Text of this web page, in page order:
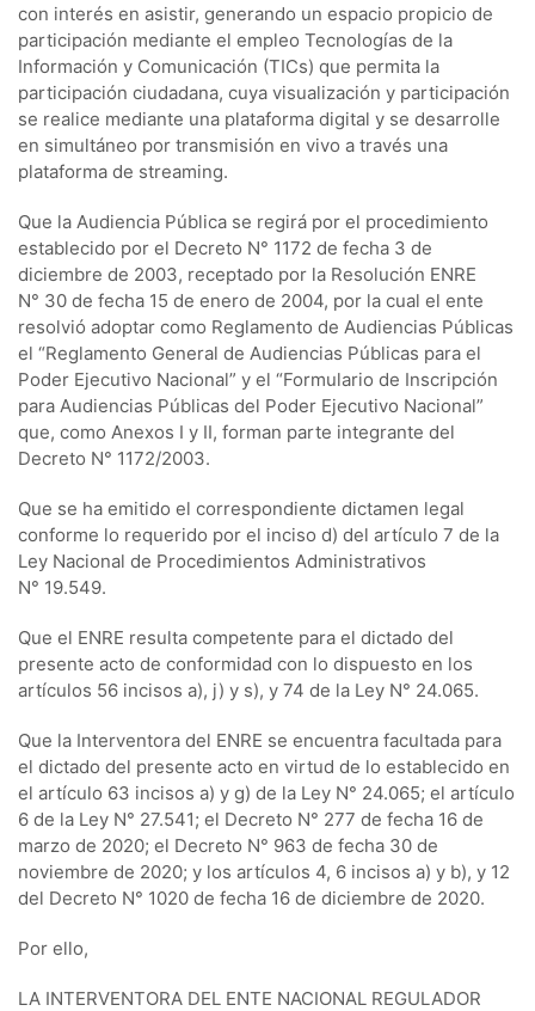
con interés en asistir, generando un espacio propicio de
participación mediante el empleo Tecnologías de la
Información y Comunicación (TICs) que permita la
participación ciudadana, cuya visualización y participación
se realice mediante una plataforma digital y se desarrolle
en simultáneo por transmisión en vivo a través una
plataforma de streaming.
Que la Audiencia Pública se regirá por el procedimiento
establecido por el Decreto N° 1172 de fecha 3 de
diciembre de 2003, receptado por la Resolución ENRE
N° 30 de fecha 15 de enero de 2004, por la cual el ente
resolvió adoptar como Reglamento de Audiencias Públicas
el “Reglamento General de Audiencias Públicas para el
Poder Ejecutivo Nacional” y el “Formulario de Inscripción
para Audiencias Públicas del Poder Ejecutivo Nacional”
que, como Anexos I y II, forman parte integrante del
Decreto N° 1172/2003.
Que se ha emitido el correspondiente dictamen legal
conforme lo requerido por el inciso d) del artículo 7 de la
Ley Nacional de Procedimientos Administrativos
N° 19.549.
Que el ENRE resulta competente para el dictado del
presente acto de conformidad con lo dispuesto en los
artículos 56 incisos a), j) y s), y 74 de la Ley N° 24.065.
Que la Interventora del ENRE se encuentra facultada para
el dictado del presente acto en virtud de lo establecido en
el artículo 63 incisos a) y g) de la Ley N° 24.065; el artículo
6 de la Ley N° 27.541; el Decreto N° 277 de fecha 16 de
marzo de 2020; el Decreto N° 963 de fecha 30 de
noviembre de 2020; y los artículos 4, 6 incisos a) y b), y 12
del Decreto N° 1020 de fecha 16 de diciembre de 2020.
Por ello,
LA INTERVENTORA DEL ENTE NACIONAL REGULADOR